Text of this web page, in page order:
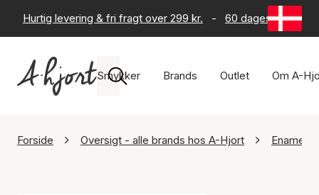
Hurtig levering & fri fragt over 299 kr. - 60 dages returret
Smykker Brands Outlet Om A-
Forside Oversigt - alle brands hos A-Hjort Enamel